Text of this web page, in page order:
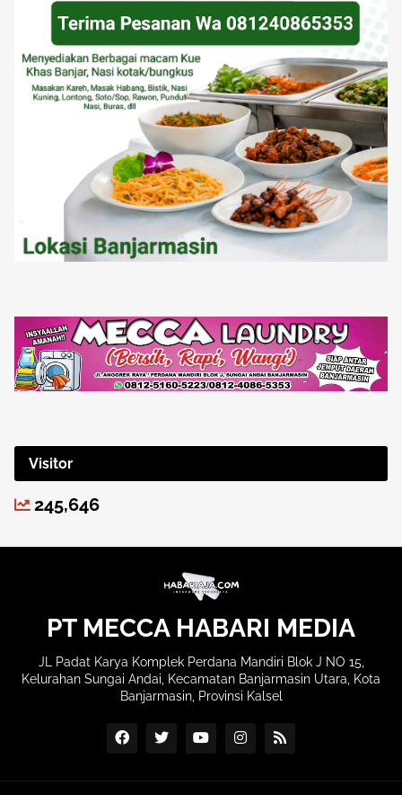
Visitor
245,646
PT MECCA HABARI MEDIA
JL Padat Karya Komplek Perdana Mandiri Blok J NO 15,
Kelurahan Sungai Andai, Kecamatan Banjarmasin Utara, Kota
Banjarmasin, Provinsi Kalsel